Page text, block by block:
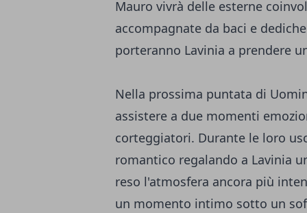
Mauro vivrà delle esterne
accompagnate da baci e
porteranno Lavinia a prendere
Nella prossima puntata di
assistere a due momenti
corteggiatori. Durante le loro
romantico regalando a Lavinia
reso l'atmosfera ancora più
un momento intimo sotto un